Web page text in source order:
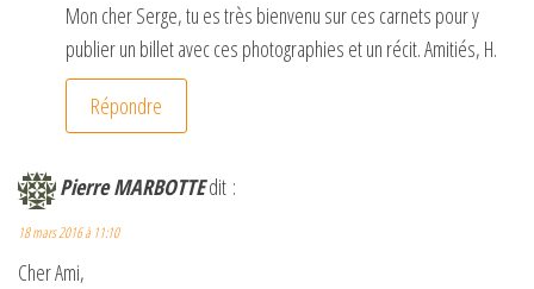
Mon cher Serge, tu es très bienvenu sur ces carnets pour y
publier un billet avec ces photographies et un récit. Amitiés, H.
Répondre
Pierre MARBOTTEdit :
18 mars 2016 à 11:10
Cher Ami,